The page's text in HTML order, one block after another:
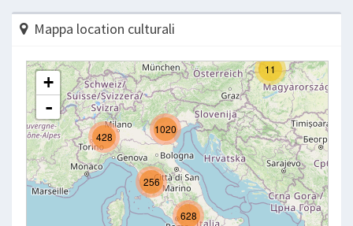
Mappa location culturali